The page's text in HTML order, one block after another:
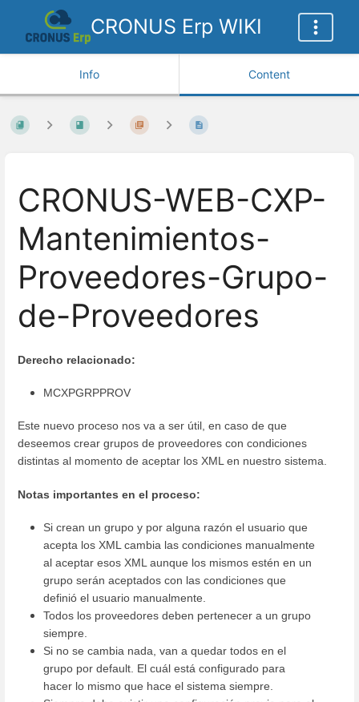
CRONUS Erp WIKI
Info Content
CRONUS-WEB-CXP-
Mantenimientos-
Proveedores-Grupo-
de-Proveedores
Derecho relacionado:
MCXPGRPPROV
Este nuevo proceso nos va a ser útil, en caso de que
deseemos crear grupos de proveedores con condiciones
distintas al momento de aceptar los XML en nuestro sistema.
Notas importantes en el proceso:
Si crean un grupo y por alguna razón el usuario que
acepta los XML cambia las condiciones manualmente
al aceptar esos XML aunque los mismos estén en un
grupo serán aceptados con las condiciones que
definió el usuario manualmente.
Todos los proveedores deben pertenecer a un grupo
siempre.
Si no se cambia nada, van a quedar todos en el
grupo por default. El cuál está configurado para
hacer lo mismo que hace el sistema siempre.